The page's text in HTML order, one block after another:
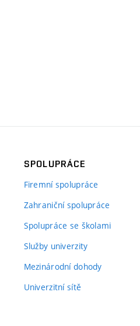
SPOLUPRÁCE
Firemní spolupráce
Zahraniční spolupráce
Spolupráce se školami
Služby univerzity
Mezinárodní dohody
Univerzitní sítě